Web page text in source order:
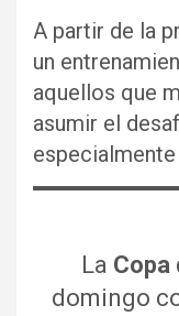
A partir de la
un
aquellos que
asumir el
La Copa
domingo